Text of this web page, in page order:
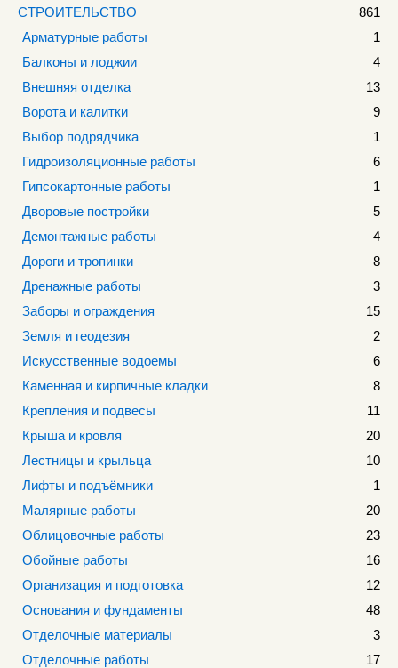
СТРОИТЕЛЬСТВО
861
Арматурные работы
1
Балконы и лоджии
4
Внешняя отделка
13
Ворота и калитки
9
Выбор подрядчика
1
Гидроизоляционные работы
6
Гипсокартонные работы
1
Дворовые постройки
5
Демонтажные работы
4
Дороги и тропинки
8
Дренажные работы
3
Заборы и ограждения
15
Земля и геодезия
2
Искусственные водоемы
6
Каменная и кирпичные кладки
8
Крепления и подвесы
11
Крыша и кровля
20
Лестницы и крыльца
10
Лифты и подъёмники
1
Малярные работы
20
Облицовочные работы
23
Обойные работы
16
Организация и подготовка
12
Основания и фундаменты
48
Отделочные материалы
3
Отделочные работы
17